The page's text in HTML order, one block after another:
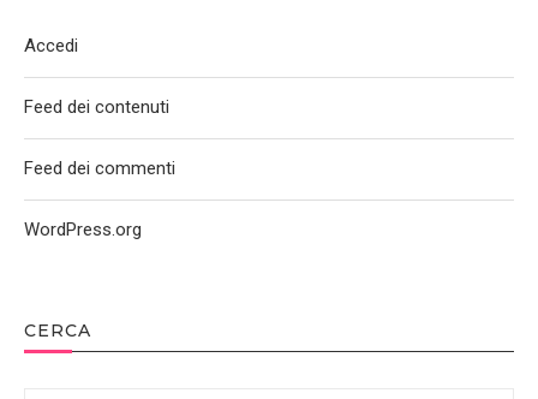
CERCA
Accedi
Feed dei contenuti
Feed dei commenti
WordPress.org